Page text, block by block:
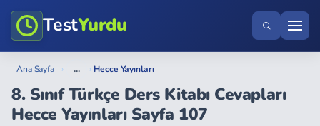
TestYurdu
Ana Sayfa › ... › Hecce Yayınları
8. Sınıf Türkçe Ders Kitabı Cevapları
Hecce Yayınları Sayfa 107